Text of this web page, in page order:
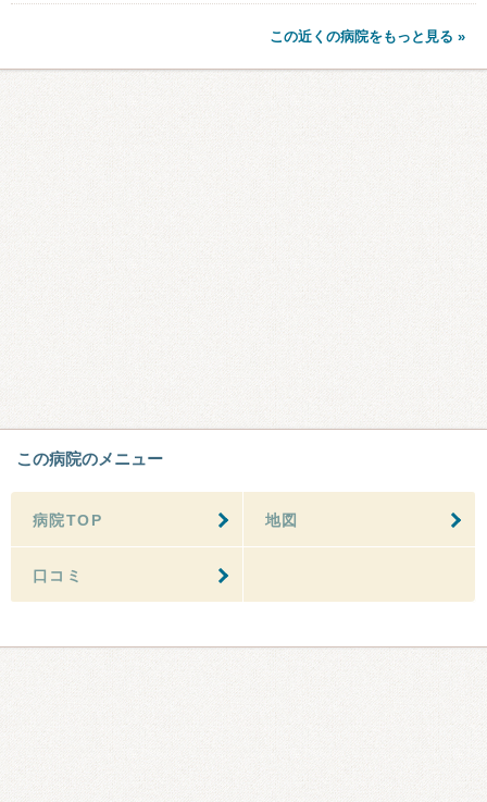
この近くの病院をもっと見る »
この病院のメニュー
病院TOP 地図
口コミ